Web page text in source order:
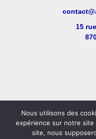
15
Nous utilisons des
expérience sur notre
site, nous